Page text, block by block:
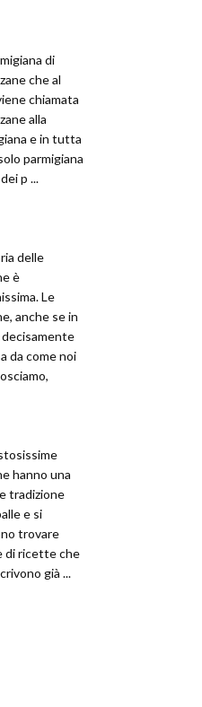
di
che al
chiamata
alla
e in tutta
parmigiana
p ...
delle
è
Le
anche se in
da come noi
hanno una
tradizione
e si
trovare
di ricette che
già ...